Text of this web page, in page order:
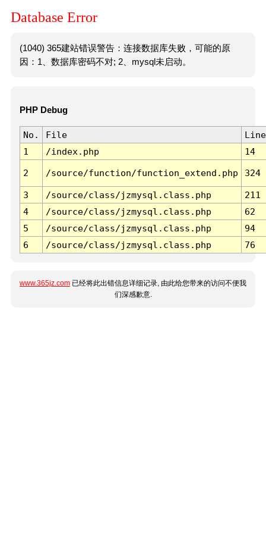
Database Error
(1040) 365建站错误警告：连接数据库失败，可能的原
因：1、数据库密码不对; 2、mysql未启动。
PHP Debug
No. File
Line
1
/index.php 14
2 /source/function/function_extend.php 324
3 /source/class/jzmysql.class.php
211
4
/source/class/jzmysql.class.php
62
5
/source/class/jzmysql.class.php
94
6
/source/class/jzmysql.class.php 76
www.365jz.com 已经将此出错信息详细记录, 由此给您带来的访问不便我
们深感歉意.